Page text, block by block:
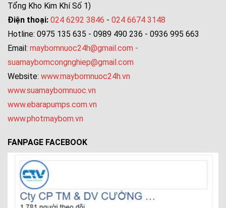
Tổng Kho Kim Khí Số 1)
Điện thoại: 024 6292 3846 - 024 6674 3148
Hotline: 0975 135 635 - 0989 490 236 - 0936 995 663
Email: maybomnuoc24h@gmail.com -
suamaybomcongnghiep@gmail.com
Website: www.maybomnuoc24h.vn
www.suamaybomnuoc.vn
www.ebarapumps.com.vn
www.photmaybom.vn
FANPAGE FACEBOOK